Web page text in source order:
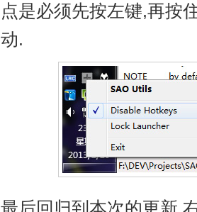
点是必须先按左键,再按
动.
最后回归到本次的更新,